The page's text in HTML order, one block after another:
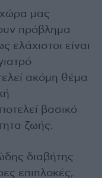
χώρα μας
πρόβλημα
ελάχιστοι είναι
ακόμη θέμα
βασικό
ζωής.
διαβήτης
επιπλοκές,